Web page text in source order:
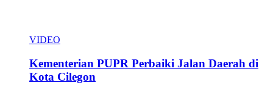
VIDEO
Kementerian PUPR Perbaiki Jalan Daerah di
Kota Cilegon